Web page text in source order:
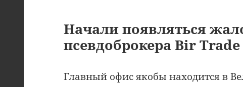
Начали появляться
псевдоброкера Bir
Главный офис якобы находится в